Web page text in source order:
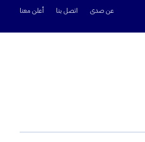
عن صدى اتصل بنا أعلن معنا